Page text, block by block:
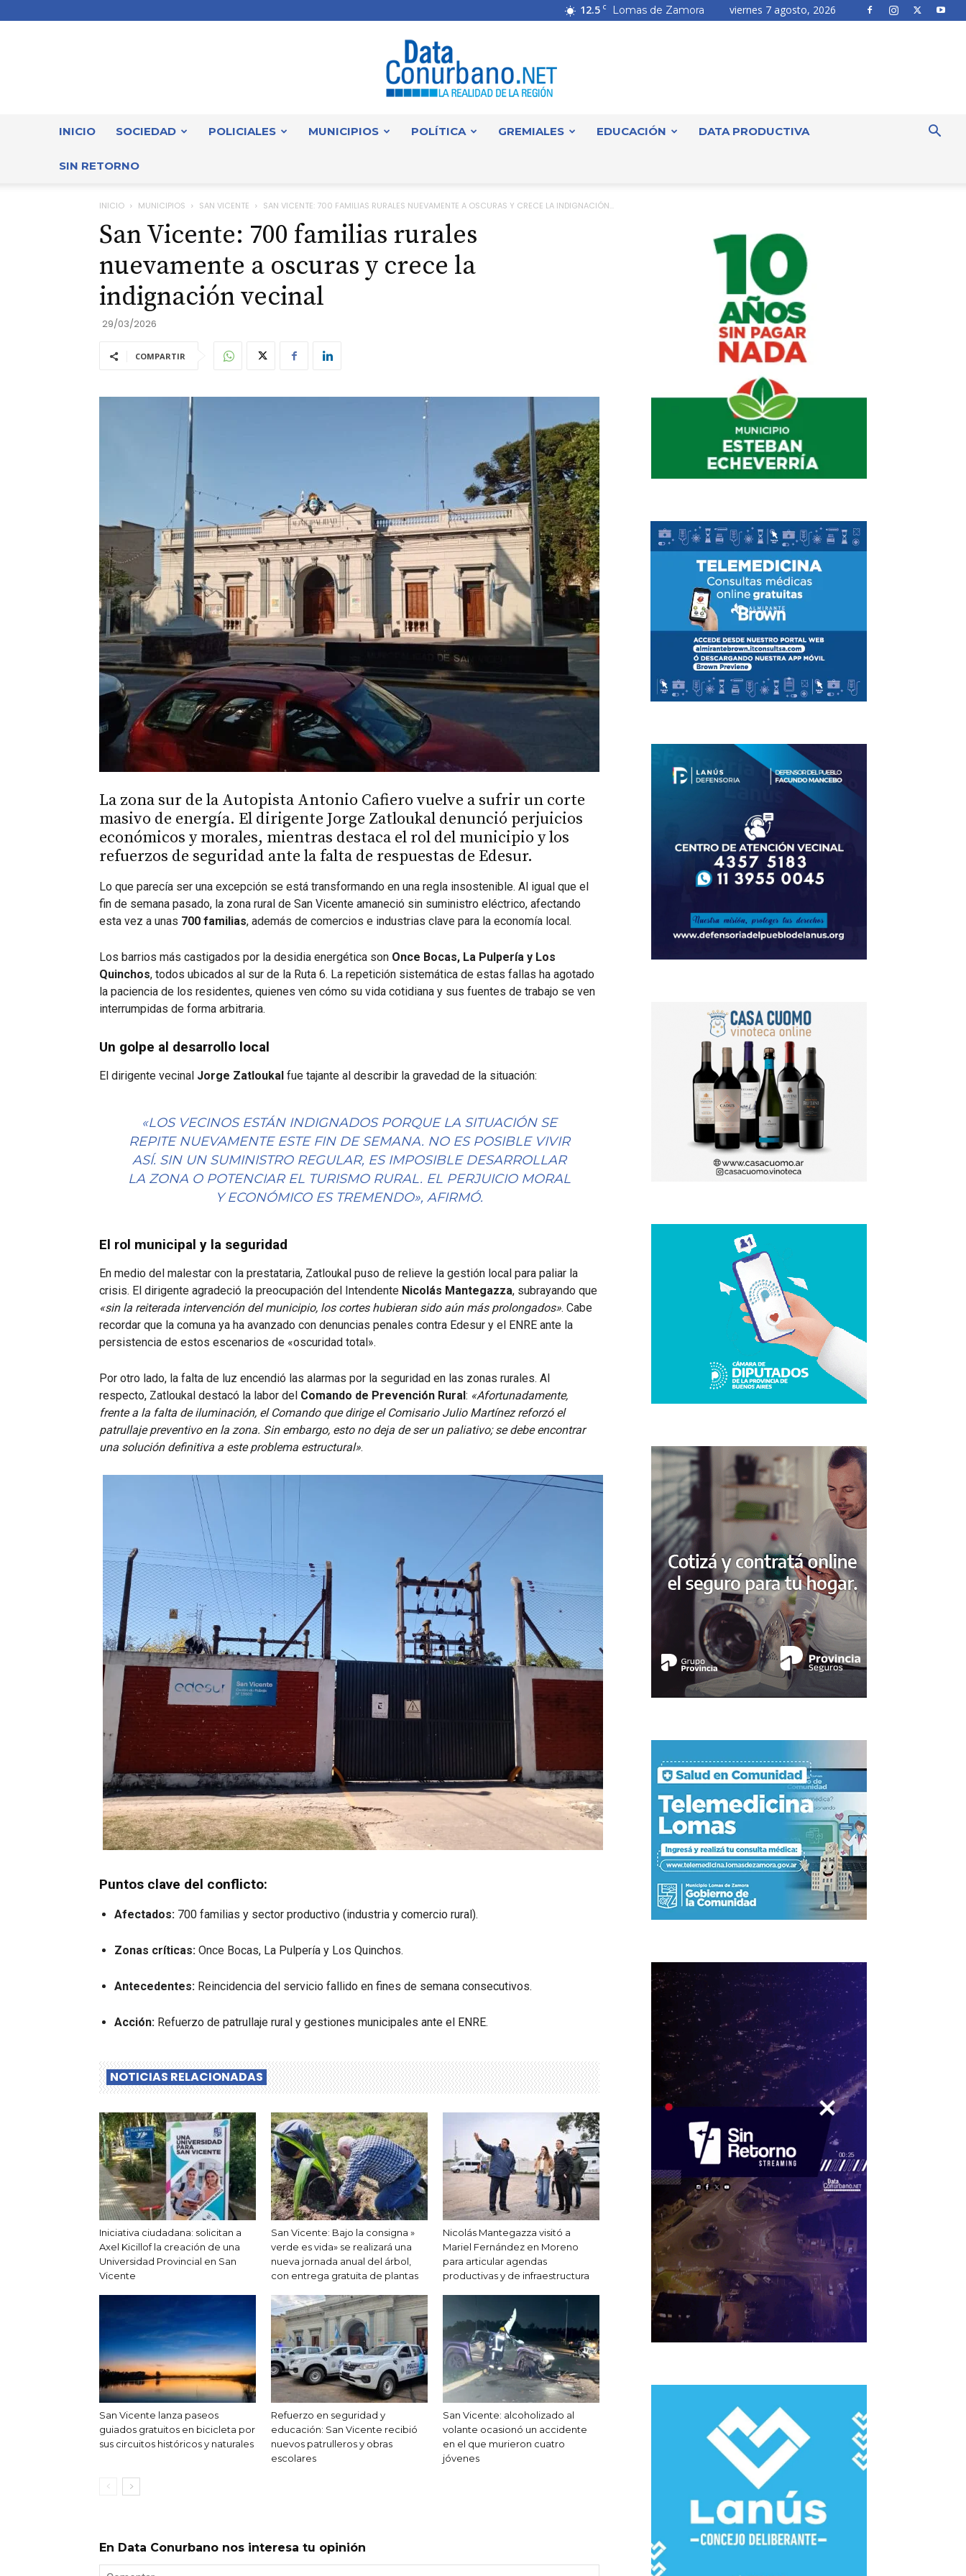
12.5 C Lomas de Zamora viernes 7 agosto, 2026
INICIO SOCIEDAD POLICIALES MUNICIPIOS POLÍTICA GREMIALES EDUCACIÓN DATA PRODUCTIVA
SIN RETORNO
INICIO MUNICIPIOS SAN VICENTE SAN VICENTE: 700 FAMILIAS RURALES NUEVAMENTE A OSCURAS Y CRECE LA INDIGNACIÓN...
San Vicente: 700 familias rurales
nuevamente a oscuras y crece la
indignación vecinal
29/03/2026
COMPARTIR
La zona sur de la Autopista Antonio Cafiero vuelve a sufrir un corte
masivo de energía. El dirigente Jorge Zatloukal denunció perjuicios
económicos y morales, mientras destaca el rol del municipio y los
refuerzos de seguridad ante la falta de respuestas de Edesur.
Lo que parecía ser una excepción se está transformando en una regla insostenible. Al igual que el
fin de semana pasado, la zona rural de San Vicente amaneció sin suministro eléctrico, afectando
esta vez a unas 700 familias, además de comercios e industrias clave para la economía local.
Los barrios más castigados por la desidia energética son Once Bocas, La Pulpería y Los
Quinchos, todos ubicados al sur de la Ruta 6. La repetición sistemática de estas fallas ha agotado
la paciencia de los residentes, quienes ven cómo su vida cotidiana y sus fuentes de trabajo se ven
interrumpidas de forma arbitraria.
Un golpe al desarrollo local
El dirigente vecinal Jorge Zatloukal fue tajante al describir la gravedad de la situación:
«LOS VECINOS ESTÁN INDIGNADOS PORQUE LA SITUACIÓN SE
REPITE NUEVAMENTE ESTE FIN DE SEMANA. NO ES POSIBLE VIVIR
ASÍ. SIN UN SUMINISTRO REGULAR, ES IMPOSIBLE DESARROLLAR
LA ZONA O POTENCIAR EL TURISMO RURAL. EL PERJUICIO MORAL
Y ECONÓMICO ES TREMENDO», AFIRMÓ.
El rol municipal y la seguridad
En medio del malestar con la prestataria, Zatloukal puso de relieve la gestión local para paliar la
crisis. El dirigente agradeció la preocupación del Intendente Nicolás Mantegazza, subrayando que
«sin la reiterada intervención del municipio, los cortes hubieran sido aún más prolongados». Cabe
recordar que la comuna ya ha avanzado con denuncias penales contra Edesur y el ENRE ante la
persistencia de estos escenarios de «oscuridad total».
Por otro lado, la falta de luz encendió las alarmas por la seguridad en las zonas rurales. Al
respecto, Zatloukal destacó la labor del Comando de Prevención Rural: «Afortunadamente,
frente a la falta de iluminación, el Comando que dirige el Comisario Julio Martínez reforzó el
patrullaje preventivo en la zona. Sin embargo, esto no deja de ser un paliativo; se debe encontrar
una solución definitiva a este problema estructural».
Puntos clave del conflicto:
Afectados: 700 familias y sector productivo (industria y comercio rural).
Zonas críticas: Once Bocas, La Pulpería y Los Quinchos.
Antecedentes: Reincidencia del servicio fallido en fines de semana consecutivos.
Acción: Refuerzo de patrullaje rural y gestiones municipales ante el ENRE.
NOTICIAS RELACIONADAS
Iniciativa ciudadana: solicitan a
Axel Kicillof la creación de una
Universidad Provincial en San
Vicente
San Vicente: Bajo la consigna »
verde es vida» se realizará una
nueva jornada anual del árbol,
con entrega gratuita de plantas
Nicolás Mantegazza visitó a
Mariel Fernández en Moreno
para articular agendas
productivas y de infraestructura
San Vicente lanza paseos
guiados gratuitos en bicicleta por
sus circuitos históricos y naturales
Refuerzo en seguridad y
educación: San Vicente recibió
nuevos patrulleros y obras
escolares
San Vicente: alcoholizado al
volante ocasionó un accidente
en el que murieron cuatro
jóvenes
En Data Conurbano nos interesa tu opinión